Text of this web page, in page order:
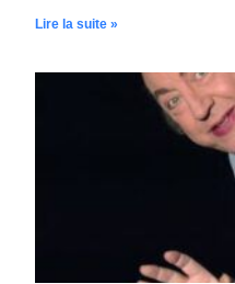
Lire la suite »